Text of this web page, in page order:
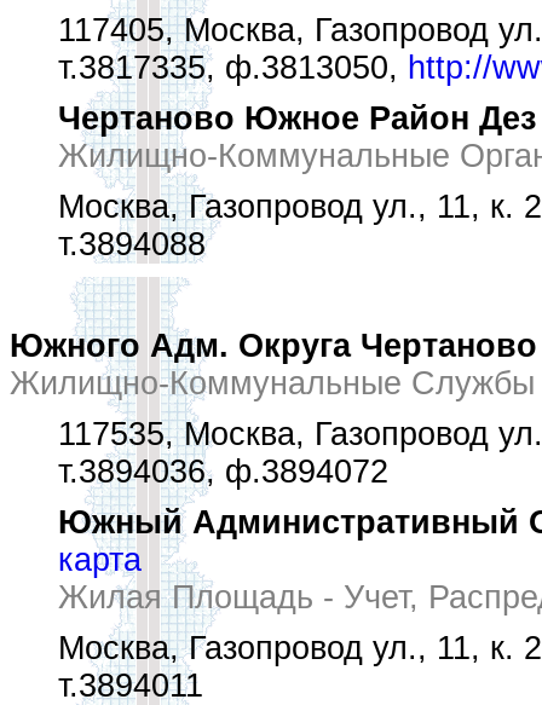
117405, Москва, Газопровод
т.3817335, ф.3813050, http://
Чертаново Южное Район Дез
Жилищно-Коммунальные
Москва, Газопровод ул., 11, к. 2
т.3894088
Южного Адм. Округа
Жилищно-Коммунальные Службы
117535, Москва, Газопровод
т.3894036, ф.3894072
Южный Административный
карта
Жилая Площадь - Учет,
Москва, Газопровод ул., 11, к. 2
т.3894011